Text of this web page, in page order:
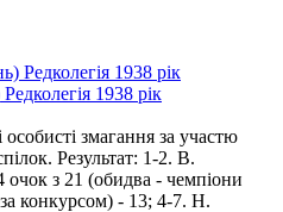
1938 рік
змагання за участю
Результат: 1-2. В.
з 21 (обидва - чемпіони
конкурсом) - 13; 4-7. Н.